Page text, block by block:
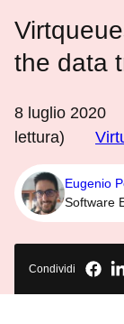
the data
8 luglio 2020
lettura)
Eugenio
Software
Condividi